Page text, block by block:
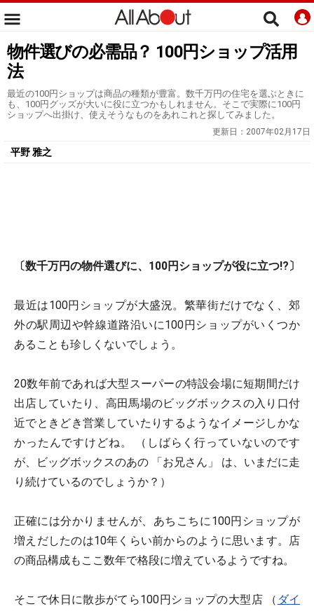
物件選びの必需品？ 100円ショップ活用
法
最近の100円ショップは商品の種類が豊富。数千万円の住宅を選ぶときに
も、100円グッズが大いに役に立つかもしれません。そこで実際に100円
ショップへ出掛け、使えそうなものをあれこれと探してみました。
更新日： 2007年02月17日
平野 雅之
〔数千万円の物件選びに、100円ショップが役に立つ!?〕
最近は100円ショップが大盛況。繁華街だけでなく、郊
外の駅周辺や幹線道路沿いに100円ショップがいくつか
あることも珍しくないでしょう。
20数年前であれば大型スーパーの特設会場に短期間だけ
出店していたり、高田馬場のビッグボックスの入り口付
近でときどき営業していたりするようなイメージしかな
かったんですけどね。 （しばらく行っていないのです
が、ビッグボックスのあの 「お兄さん」 は、いまだに走
り続けているのでしょうか？）
正確には分かりませんが、あちこちに100円ショップが
増えだしたのは10年くらい前からのように思います。店
の商品構成もここ数年で格段に増えているようですね。
そこで休日に散歩がてら100円ショップの大型店 （ ダイ